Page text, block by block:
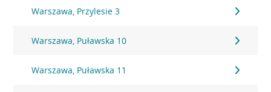
Warszawa, Przylesie 3
Warszawa, Puławska 10
Warszawa, Puławska 11